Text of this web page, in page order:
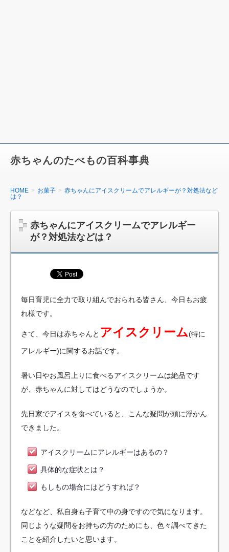
赤ちゃんのたべもの百科事典
HOME お菓子
赤ちゃんにアイスクリームでアレルギーが？対処法など
は？
赤ちゃんにアイスクリームでアレルギー
が？対処法などは？
毎日育児に全力で取り組んでおられる皆さん、今日もお疲
れ様です。
さて、今日は赤ちゃんと アイスクリーム(特に
アレルギー)に関するお話です。
暑い日やお風呂上りに食べるアイスクリームは絶品です
が、赤ちゃんに対してはどうなのでしょうか。
先日家でアイスを食べていると、こんな疑問が頭に浮かん
できました。
アイスクリームにアレルギーはあるの？
具体的な症状とは？
もしもの場合にはどうすれば？
などなど、私自身も子育て中の身ですので気になります。
同じような疑問をお持ちの方のためにも、色々調べてきた
ことを紹介したいと思います。